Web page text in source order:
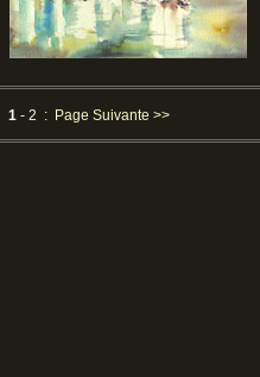
1- 2 : Page Suivante >>